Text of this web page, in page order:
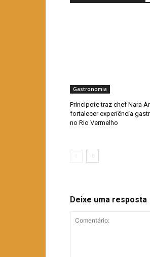
Gastronomia
Principote traz chef Nara
fortalecer experiência
no Rio Vermelho
Deixe uma resposta